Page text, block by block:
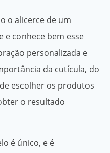
o alicerce de um
e conhece bem esse
personalizada e
da cutícula, do
escolher os produtos
o resultado
é único, e é